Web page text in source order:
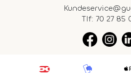
Tlf: 70 27 85